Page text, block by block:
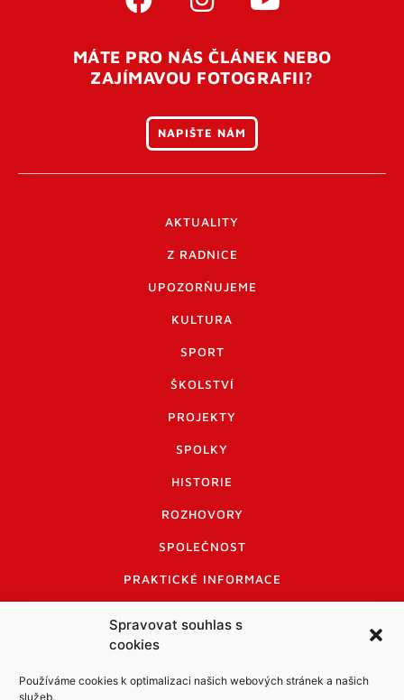
Spravovat souhlas s
cookies
Používáme cookies k optimalizaci našich webových stránek a našich
služeb.
vaší e-mailovouadresu. Po úspěšném odeslání
otevření tohoto odkazu se váš účet ověří a můžete se
přihlásit. Nezapomeňte zkontrolovat složku SPAM ve
MÁTE PRO NÁS ČLÁNEK NEBO
ZAJÍMAVOU FOTOGRAFII?
NAPIŠTE NÁM
AKTUALITY
Z RADNICE
UPOZORŇUJEME
KULTURA
SPORT
ŠKOLSTVÍ
PROJEKTY
SPOLKY
HISTORIE
ROZHOVORY
SPOLEČNOST
PRAKTICKÉ INFORMACE
INFORMACE A KODEX DISKUTUJÍCÍCH
LOGO A LOGO MANUÁL